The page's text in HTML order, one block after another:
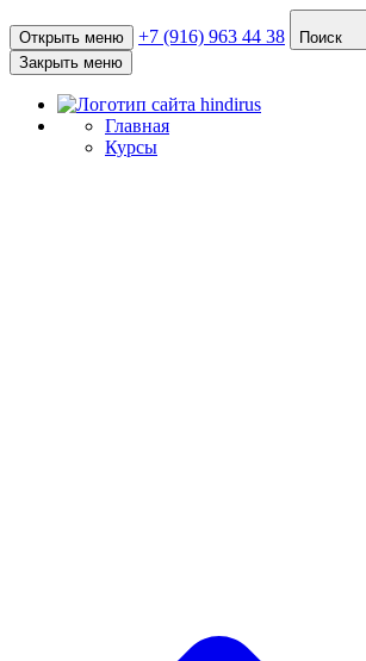
Открыть меню +7 (916) 963 44 38
Поиск
Закрыть меню
Главная
Курсы